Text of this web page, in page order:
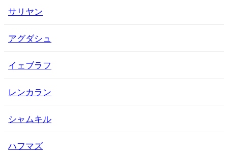
サリヤン
アグダシュ
イェブラフ
レンカラン
シャムキル
ハフマズ